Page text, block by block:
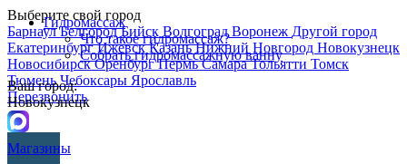
Выберите свой город
БарнаулБелгородБийск ВолгоградВоронеж Другой город
ЕкатеринбургИжевскКазаньНижний Новгород Новокузнецк
НовосибирскОренбургПермьСамараТольятти Томск
ТюменьЧебоксары Ярославль
Перезвонить
Гидромассаж
Что такое гидромассаж?
Собрать гидромассажную ванну
Ваш город:
Новокузнецк
Магазины